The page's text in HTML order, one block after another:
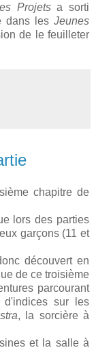
Projetsa sorti
dans les Jeunes
de le feuilleter
chapitre de
lors des parties
garçons (11 et
découvert en
de ce troisième
parcourant
d'indices sur les
, la sorcière à
et la salle à